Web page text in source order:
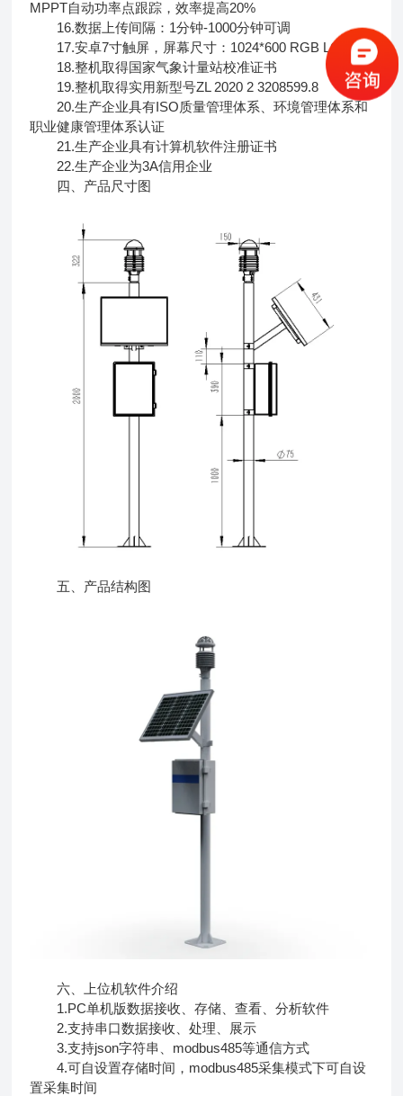
MPPT自动功率点跟踪，效率提高20%
16.数据上传间隔：1分钟-1000分钟可调
17.安卓7寸触屏，屏幕尺寸：1024*600 RGB LCD
18.整机取得国家气象计量站校准证书
19.整机取得实用新型号ZL 2020 2 3208599.8
20.生产企业具有ISO质量管理体系、环境管理体系和
职业健康管理体系认证
21.生产企业具有计算机软件注册证书
22.生产企业为3A信用企业
四、产品尺寸图
五、产品结构图
六、上位机软件介绍
1.PC单机版数据接收、存储、查看、分析软件
2.支持串口数据接收、处理、展示
3.支持json字符串、modbus485等通信方式
4.可自设置存储时间，modbus485采集模式下可自设
置采集时间